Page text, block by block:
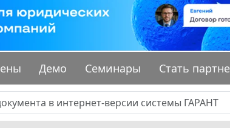
Демо Семинары Стать